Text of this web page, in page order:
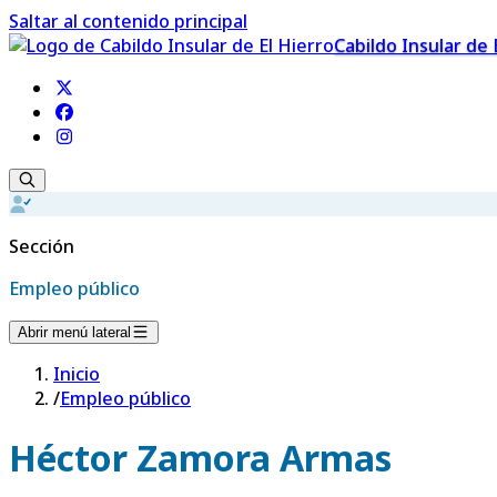
Saltar al contenido principal
Cabildo Insular de
Sección
Empleo público
Abrir menú lateral
Inicio
/Empleo público
Héctor Zamora Armas